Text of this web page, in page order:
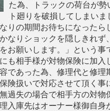
た為、トラックの荷台が
ト廻りを破損してしまい
りの期間お待ちになったら
なりショックを隠しきれず
お願いします。」という事
も相手様が対物保険に加入
であった為、修理代と修理
険扱いで対応させて頂く事
過失の場合で相手方の対物
入庫先はオーナー様御自身